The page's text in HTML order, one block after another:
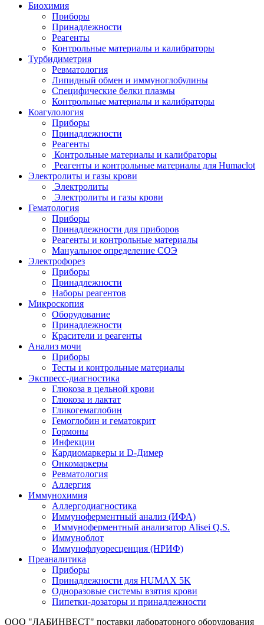
Биохимия
Приборы
Принадлежности
Реагенты
Контрольные материалы и калибраторы
Турбидиметрия
Ревматология
Липидный обмен и иммуноглобулины
Специфические белки плазмы
Контрольные материалы и калибраторы
Коагулология
Приборы
Принадлежности
Реагенты
Контрольные материалы и калибраторы
Реагенты и контрольные материалы для Humaclot
Электролиты и газы крови
Электролиты
Электролиты и газы крови
Гематология
Приборы
Принадлежности для приборов
Реагенты и контрольные материалы
Мануальное определение СОЭ
Электрофорез
Приборы
Принадлежности
Наборы реагентов
Микроскопия
Оборудование
Принадлежности
Красители и реагенты
Анализ мочи
Приборы
Тесты и контрольные материалы
Экспресс-диагностика
Глюкоза в цельной крови
Глюкоза и лактат
Гликогемаглобин
Гемоглобин и гематокрит
Гормоны
Инфекции
Кардиомаркеры и D-Димер
Онкомаркеры
Ревматология
Аллергия
Иммунохимия
Аллергодиагностика
Иммуноферментный анализ (ИФА)
Иммуноферментный анализатор Alisei Q.S.
Иммуноблот
Иммунофлуоресценция (НРИФ)
Преаналитика
Приборы
Принадлежности для HUMAX 5K
Одноразовые системы взятия крови
Пипетки-дозаторы и принадлежности
ООО "ЛАБИНВЕСТ" поставки лабораторного оборудования